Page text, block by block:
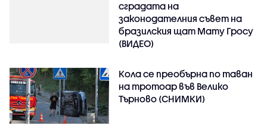
сградата на
законодателния съвет на
бразилския щат Мату Гросу
(ВИДЕО)
Кола се преобърна по таван
на тротоар във Велико
Търново (СНИМКИ)